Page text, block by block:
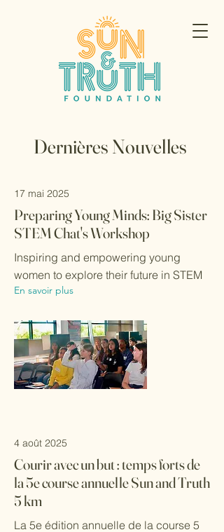
Dernières Nouvelles
17 mai 2025
Preparing Young Minds: Big Sister
STEM Chat's Workshop
Inspiring and empowering young
women to explore their future in STEM
En savoir plus
4 août 2025
Courir avec un but : temps forts de
la 5e course annuelle Sun and Truth
5 km
La 5e édition annuelle de la course 5